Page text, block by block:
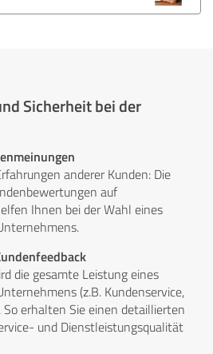
Sicherheit bei der
anderer Kunden: Die
auf
Ihnen bei der Wahl eines
die gesamte Leistung eines
(z.B. Kundenservice,
erhalten Sie einen detaillierten
und Dienstleistungsqualität